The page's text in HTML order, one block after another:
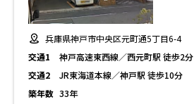
兵庫県神戸市中央区元町通5丁目6-4
交通1
神戸高速東西線／西元町駅 徒歩2分
交通2
JR東海道本線／神戸駅 徒歩10分
築年数 33年